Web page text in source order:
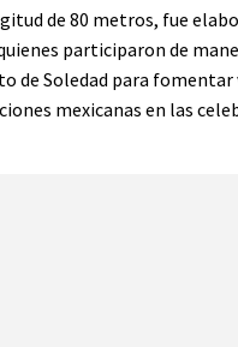
de 80 metros, fue
participaron de
de Soledad para fomentar
mexicanas en las